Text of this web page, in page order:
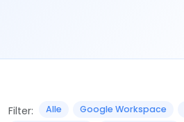
Filter: Alle Google Workspace